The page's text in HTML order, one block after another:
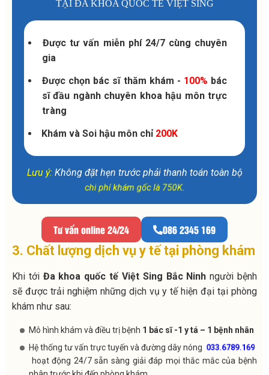
TẠI ĐA KHOA QUỐC TẾ VIỆT SING
Được tư vấn miễn phí 24/7 cùng chuyên
gia
Được chọn bác sĩ thăm khám - 100% bác
sĩ đầu ngành chuyên khoa hậu môn trực
tràng
Khám và Soi hậu môn chỉ 200K
Lưu ý:Không đặt hẹn trước phải thanh toán toàn bộ
chi phí khám gốc là 750K.
Tư vấn online 24/24 086 2345 169
3. Chất lượng dịch vụ y tế tại phòng khám
Khi tới Đa khoa quốc tế Việt Sing Bắc Ninh người bệnh
sẽ được trải nghiệm những dịch vụ y tế hiện đại tại phòng
khám như sau:
Mô hình khám và điều trị bệnh 1 bác sĩ -1 y tá – 1 bệnh nhân
Hệ thống tư vấn trực tuyến và đường dây nóng 033.6789.169
hoạt động 24/7 sẵn sàng giải đáp mọi thắc mắc của bệnh